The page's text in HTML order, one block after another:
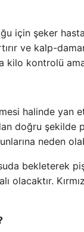
için şeker
ve kalp-
kilo kontrolü
halinde
doğru
neden
bekleterek
olacaktır.